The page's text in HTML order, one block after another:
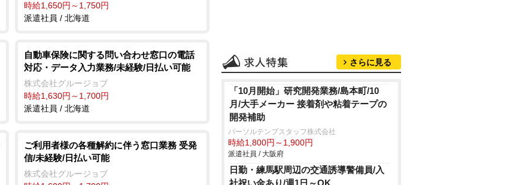
時給1,650円～1,750円
派遣社員 / 北海道
自動車保険に関する問い合わせ窓口の電話
対応・データ入力業務/未経験/日払い可能
株式会社グルージョブ
時給1,630円～1,700円
派遣社員 / 北海道
ご利用者様の各種解約に伴う窓口業務 受発
信/未経験/日払い可能
株式会社グルージョブ
さらに見る
「10月開始」研究開発業務/島本町/10
月/大手メーカー 接着剤や粘着テープの
開発補助
パーソルテンプスタッフ株式会社
時給1,800円～1,900円
派遣社員 / 大阪府
日勤・練馬駅周辺の交通誘導警備員/入
社祝い金あり/週1日～OK